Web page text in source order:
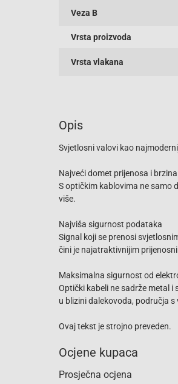
Veza B
Vrsta proizvoda
Vrsta vlakana
Opis
Svjetlosni valovi kao
Najveći domet prijenosa i brzina
S optičkim kablovima ne samo
više.
Najviša sigurnost podataka
Signal koji se prenosi
čini je najatraktivnijim
Maksimalna sigurnost od
Optički kabeli ne sadrže metal
u blizini dalekovoda, područja
Ovaj tekst je strojno preveden.
Ocjene kupaca
Prosječna ocjena